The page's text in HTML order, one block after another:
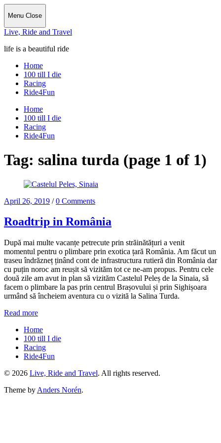
Menu Close
Live, Ride and Travel
life is a beautiful ride
Home
100 till I die
Racing
Ride4Fun
Home
100 till I die
Racing
Ride4Fun
Tag: salina turda (page 1 of 1)
April 26, 2019 / 0 Comments
Roadtrip in România
După mai multe vacanțe petrecute prin străinătățuri a venit
momentul pentru o plimbare prin exotica țară România. Am făcut un
traseu îndrăzneț ținând cont de infrastructura rutieră din România dar
cu puțin noroc am reușit să vizităm tot ce ne-am propus. Pentru cele
două zile am avut in plan să vizităm Castelul Peleș de la Sinaia, să
facem o plimbare la pas prin centrul Brașovului și prin Sighișoara
urmând să încheiem aventura cu o vizită la Salina Turda.
Read more
Home
100 till I die
Racing
Ride4Fun
© 2026 Live, Ride and Travel. All rights reserved.
Theme by Anders Norén.